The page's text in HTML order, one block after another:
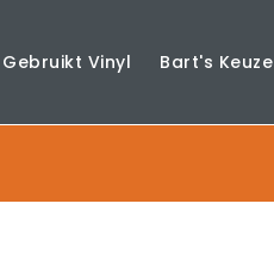
Gebruikt Vinyl Bart's Keuze